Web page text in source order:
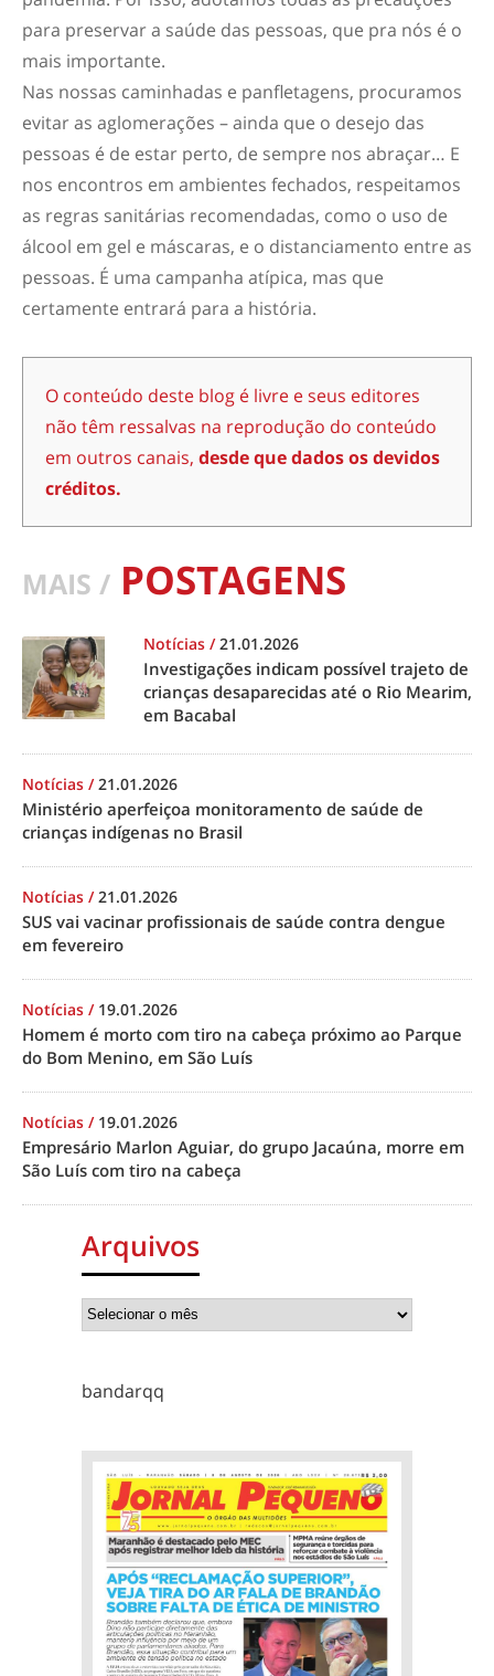
para preservar a saúde das pessoas, que pra nós é o
mais importante.
Nas nossas caminhadas e panfletagens, procuramos
evitar as aglomerações – ainda que o desejo das
pessoas é de estar perto, de sempre nos abraçar… E
nos encontros em ambientes fechados, respeitamos
as regras sanitárias recomendadas, como o uso de
álcool em gel e máscaras, e o distanciamento entre as
pessoas. É uma campanha atípica, mas que
certamente entrará para a história.
O conteúdo deste blog é livre e seus editores
não têm ressalvas na reprodução do conteúdo
em outros canais, desde que dados os devidos
créditos.
MAIS / POSTAGENS
Notícias /21.01.2026
Investigações indicam possível trajeto de
crianças desaparecidas até o Rio Mearim,
em Bacabal
Notícias /21.01.2026
Ministério aperfeiçoa monitoramento de saúde de
crianças indígenas no Brasil
Notícias /21.01.2026
SUS vai vacinar profissionais de saúde contra dengue
em fevereiro
Notícias / 19.01.2026
Homem é morto com tiro na cabeça próximo ao Parque
do Bom Menino, em São Luís
Notícias / 19.01.2026
Empresário Marlon Aguiar, do grupo Jacaúna, morre em
São Luís com tiro na cabeça
Arquivos
bandarqq